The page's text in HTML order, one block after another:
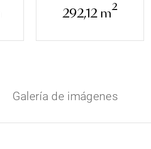
292,12 m2
Galería de imágenes